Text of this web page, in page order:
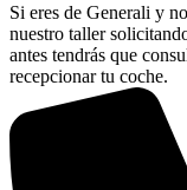
Si eres de Generali y
nuestro taller
antes tendrás que
recepcionar tu coche.